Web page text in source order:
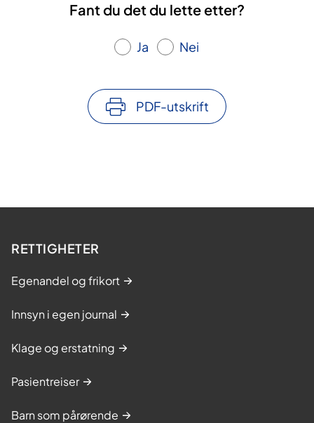
Fant du det du lette etter?
Ja Nei
PDF-utskrift
RETTIGHETER
Egenandel og frikort
Innsyn i egen journal
Klage og erstatning
Pasientreiser
Barn som pårørende